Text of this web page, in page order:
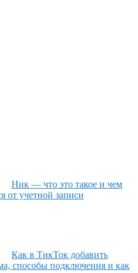
Ник — что это такое и чем
от учетной записи
Как в ТикТок добавить
способы подключения и как